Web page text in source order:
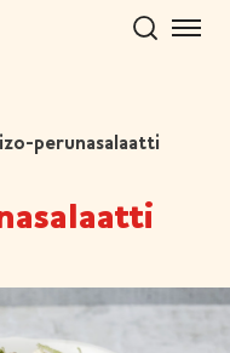
perunasalaatti